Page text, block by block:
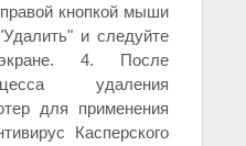
кнопкой мыши
и следуйте
4. После
удаления
для применения
Касперского